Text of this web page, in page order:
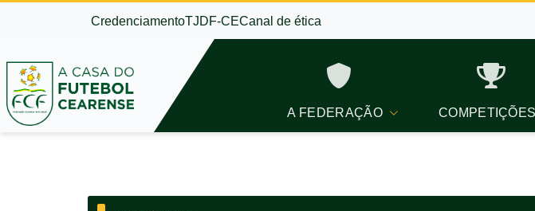
CredenciamentoTJDF-CECanal de ética
A FEDERAÇÃO COMPETIÇÕES